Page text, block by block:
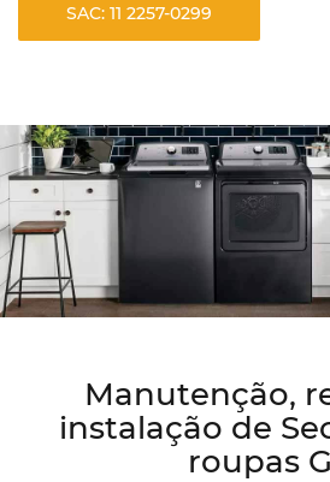
SAC: 11 2257-0299
Manutenção,
instalação de
roupas